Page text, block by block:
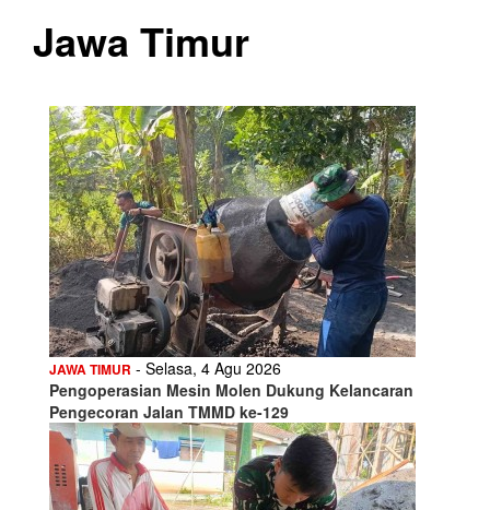
Jawa Timur
JAWA TIMUR - Selasa, 4 Agu 2026
Pengoperasian Mesin Molen Dukung Kelancaran
Pengecoran Jalan TMMD ke-129